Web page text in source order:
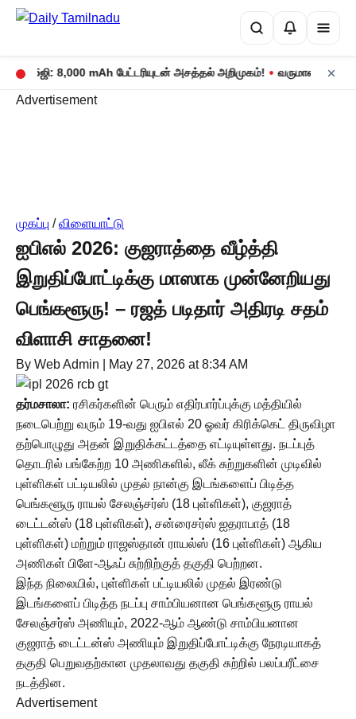
5ஜி: 8,000 mAh பேட்டரியுடன் அசத்தல் அறிமுகம்! • வருமான வரிக்
Advertisement
முகப்பு / விளையாட்டு
ஐபிஎல் 2026: குஜராத்தை வீழ்த்தி
இறுதிப்போட்டிக்கு மாஸாக முன்னேறியது
பெங்களூரு! – ரஜத் படிதார் அதிரடி சதம்
விளாசி சாதனை!
By Web Admin May 27, 2026 at 8:34 AM
தர்மசாலா: ரசிகர்களின் பெரும் எதிர்பார்ப்புக்கு மத்தியில்
நடைபெற்று வரும் 19-வது ஐபிஎல் 20 ஓவர் கிரிக்கெட் திருவிழா
தற்பொழுது அதன் இறுதிக்கட்டத்தை எட்டியுள்ளது. நடப்புத்
தொடரில் பங்கேற்ற 10 அணிகளில், லீக் சுற்றுகளின் முடிவில்
புள்ளிகள் பட்டியலில் முதல் நான்கு இடங்களைப் பிடித்த
பெங்களூரு ராயல் சேலஞ்சர்ஸ் (18 புள்ளிகள்), குஜராத்
டைட்டன்ஸ் (18 புள்ளிகள்), சன்ரைசர்ஸ் ஐதராபாத் (18
புள்ளிகள்) மற்றும் ராஜஸ்தான் ராயல்ஸ் (16 புள்ளிகள்) ஆகிய
அணிகள் பிளே-ஆஃப் சுற்றிற்குத் தகுதி பெற்றன.
இந்த நிலையில், புள்ளிகள் பட்டியலில் முதல் இரண்டு
இடங்களைப் பிடித்த நடப்பு சாம்பியனான பெங்களூரு ராயல்
சேலஞ்சர்ஸ் அணியும், 2022-ஆம் ஆண்டு சாம்பியனான
குஜராத் டைட்டன்ஸ் அணியும் இறுதிப்போட்டிக்கு நேரடியாகத்
தகுதி பெறுவதற்கான முதலாவது தகுதி சுற்றில் பலப்பரீட்சை
நடத்தின.
Advertisement